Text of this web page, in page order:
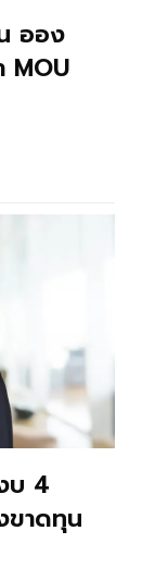
ออง
MOU
บ 4
ขาดทุน